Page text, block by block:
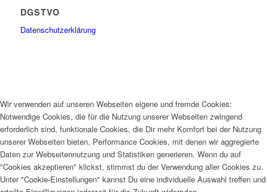
DGSTVO
Datenschutzerklärung
Wir verwenden auf unseren Webseiten eigene und fremde Cookies:
Notwendige Cookies, die für die Nutzung unserer Webseiten zwingend
erforderlich sind, funktionale Cookies, die Dir mehr Komfort bei der Nutzung
unserer Webseiten bieten, Performance Cookies, mit denen wir aggregierte
Daten zur Webseitennutzung und Statistiken generieren. Wenn du auf
"Cookies akzeptieren" klickst, stimmst du der Verwendung aller Cookies zu.
Unter "Cookie-Einstellungen" kannst Du eine individuelle Auswahl treffen und